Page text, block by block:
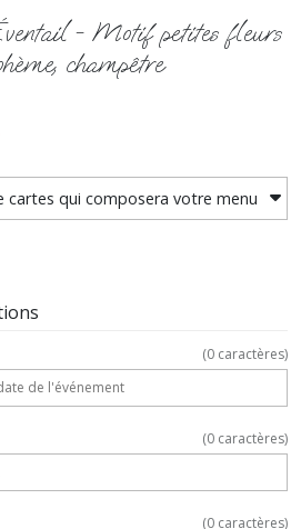
- Motif petites fleurs
champêtre
(0 caractères)
(0 caractères)
(0 caractères)